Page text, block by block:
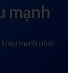
mạnh
mạnh nhất